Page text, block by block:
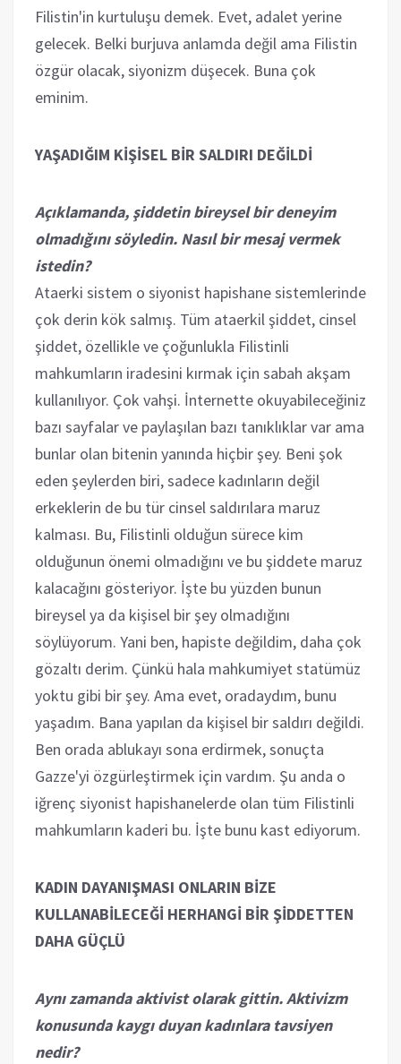
Filistin'in kurtuluşu demek. Evet, adalet yerine
gelecek. Belki burjuva anlamda değil ama Filistin
özgür olacak, siyonizm düşecek. Buna çok
eminim.
YAŞADIĞIM KİŞİSEL BİR SALDIRI DEĞİLDİ
Açıklamanda, şiddetin bireysel bir deneyim
olmadığını söyledin. Nasıl bir mesaj vermek
istedin?
Ataerki sistem o siyonist hapishane sistemlerinde
çok derin kök salmış. Tüm ataerkil şiddet, cinsel
şiddet, özellikle ve çoğunlukla Filistinli
mahkumların iradesini kırmak için sabah akşam
kullanılıyor. Çok vahşi. İnternette okuyabileceğiniz
bazı sayfalar ve paylaşılan bazı tanıklıklar var ama
bunlar olan bitenin yanında hiçbir şey. Beni şok
eden şeylerden biri, sadece kadınların değil
erkeklerin de bu tür cinsel saldırılara maruz
kalması. Bu, Filistinli olduğun sürece kim
olduğunun önemi olmadığını ve bu şiddete maruz
kalacağını gösteriyor. İşte bu yüzden bunun
bireysel ya da kişisel bir şey olmadığını
söylüyorum. Yani ben, hapiste değildim, daha çok
gözaltı derim. Çünkü hala mahkumiyet statümüz
yoktu gibi bir şey. Ama evet, oradaydım, bunu
yaşadım. Bana yapılan da kişisel bir saldırı değildi.
Ben orada ablukayı sona erdirmek, sonuçta
Gazze'yi özgürleştirmek için vardım. Şu anda o
iğrenç siyonist hapishanelerde olan tüm Filistinli
mahkumların kaderi bu. İşte bunu kast ediyorum.
KADIN DAYANIŞMASI ONLARIN BİZE
KULLANABİLECEĞİ HERHANGİ BİR ŞİDDETTEN
DAHA GÜÇLÜ
Aynı zamanda aktivist olarak gittin. Aktivizm
konusunda kaygı duyan kadınlara tavsiyen
nedir?